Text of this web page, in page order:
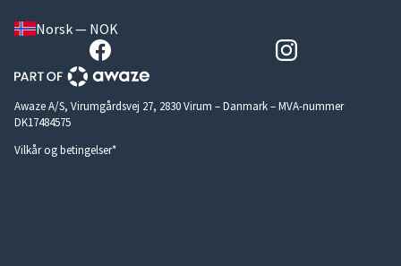
Norsk — NOK
Awaze A/S, Virumgårdsvej 27, 2830 Virum – Danmark – MVA-nummer
DK17484575
Vilkår og betingelser*